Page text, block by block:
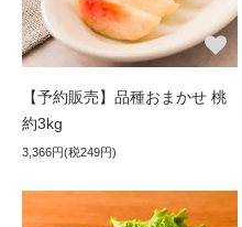
【予約販売】品種おまかせ 桃
約3kg
3,366円(税249円)